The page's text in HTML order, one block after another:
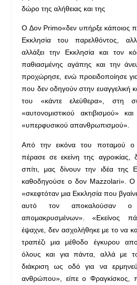
δώρο της αλήθειας και της
Ο Δον Primo«δεν υπήρξε κάποιος
Εκκλησία του παρελθόντος,
αλλάξει την Εκκλησία και τον
παθιασμένης αγάπης και την
προχώρησε, ενώ προειδοποίησε
που δεν οδηγούν στην ευαγγελική
του «κάντε ελεύθερα», στη
«αυτονομιστικού ακτιβισμού»
«υπερφυσικού απανθρωπισμού».
Από την εικόνα του ποταμού ο
πέρασε σε εκείνη της αγροικίας,
σπίτι, μας δίνουν την ιδέα της
καθοδηγούσε ο δον Mazzolari». Ο
«σκεφτόταν μια Εκκλησία που
αυτό τον αποκαλούσαν ο
απομακρυσμένων». «Εκείνος
έψαχνε, δεν ασχολήθηκε με το να
τραπέζι μια μέθοδο έγκυρου
όλους και για πάντα, αλλά με
διάκριση ως οδό για να
ανθρώπου», είπε ο Φραγκίσκος,